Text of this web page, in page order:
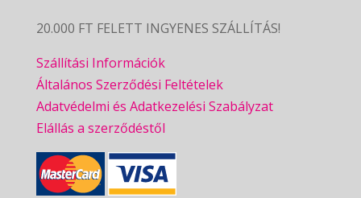
20.000 FT FELETT INGYENES SZÁLLÍTÁS!
Szállítási Információk
Általános Szerződési Feltételek
Adatvédelmi és Adatkezelési Szabályzat
Elállás a szerződéstől